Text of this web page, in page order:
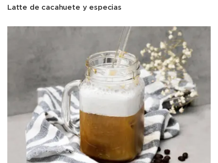
Latte de cacahuete y especias